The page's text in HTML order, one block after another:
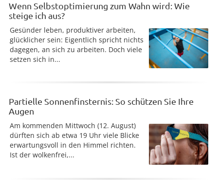
Wenn Selbstoptimierung zum Wahn wird: Wie
steige ich aus?
Gesünder leben, produktiver arbeiten,
glücklicher sein: Eigentlich spricht nichts
dagegen, an sich zu arbeiten. Doch viele
setzen sich in...
Partielle Sonnenfinsternis: So schützen Sie Ihre
Augen
Am kommenden Mittwoch (12. August)
dürften sich ab etwa 19 Uhr viele Blicke
erwartungsvoll in den Himmel richten.
Ist der wolkenfrei,...